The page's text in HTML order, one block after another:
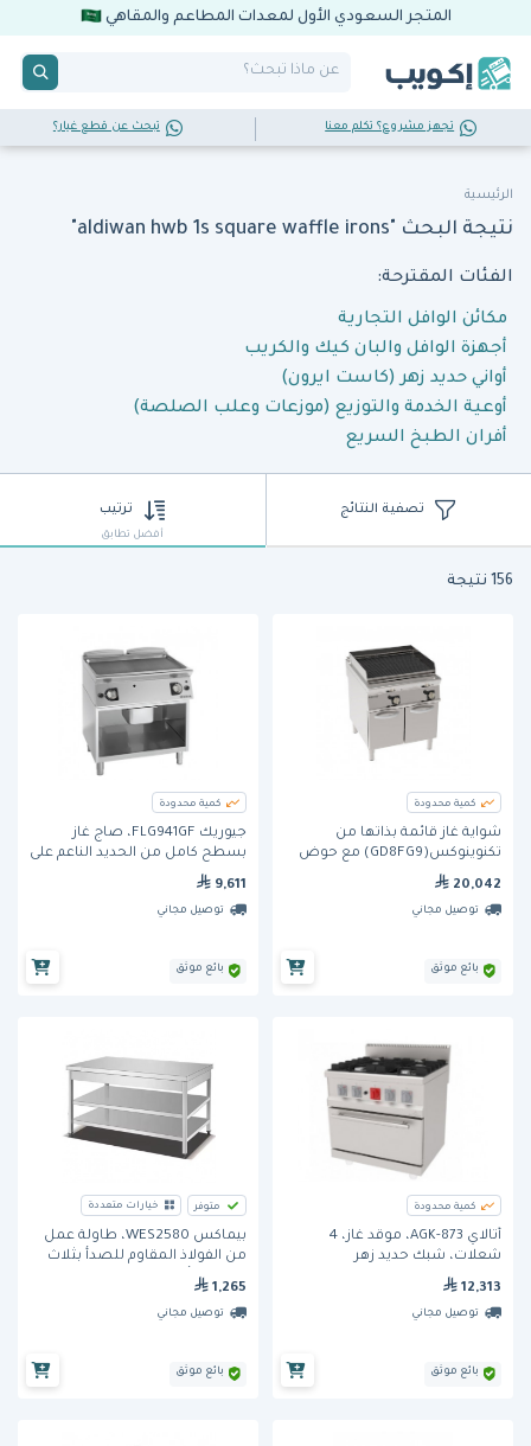
المتجر السعودي الأول لمعدات المطاعم والمقاهي
تجهز مشروع؟ تكلم معنا تبحث عن قطع غيار؟
الرئيسية
نتيجة البحث "aldiwan hwb 1s square waffle irons"
الفئات المقترحة:
مكائن الوافل التجارية
أجهزة الوافل والبان كيك والكريب
أواني حديد زهر (كاست ايرون)
أوعية الخدمة والتوزيع (موزعات وعلب الصلصة)
أفران الطبخ السريع
تصفية النتائج ترتيب
أفضل تطابق
156 نتيجة
كمية محدودة
شواية غاز قائمة بذاتها من
تكنوينوكس(GD8FG9) مع حوض
ماء وشبك من الحديد الزهر على
خزانة مغلقة
20,042
توصيل مجاني
بائع موثق
كمية محدودة
جيوريك FLG941GF، صاج غاز
بسطح كامل من الحديد الناعم على
خزانة قاعدة مفتوحة
9,611
توصيل مجاني
بائع موثق
كمية محدودة
أتالاي AGK-873، موقد غاز، 4
شعلات، شبك حديد زهر
12,313
توصيل مجاني
بائع موثق
متوفر خيارات متعددة
بيماكس WES2580، طاولة عمل
من الفولاذ المقاوم للصدأ بثلاث
طبقات وأرجل مربعة
1,265
توصيل مجاني
بائع موثق